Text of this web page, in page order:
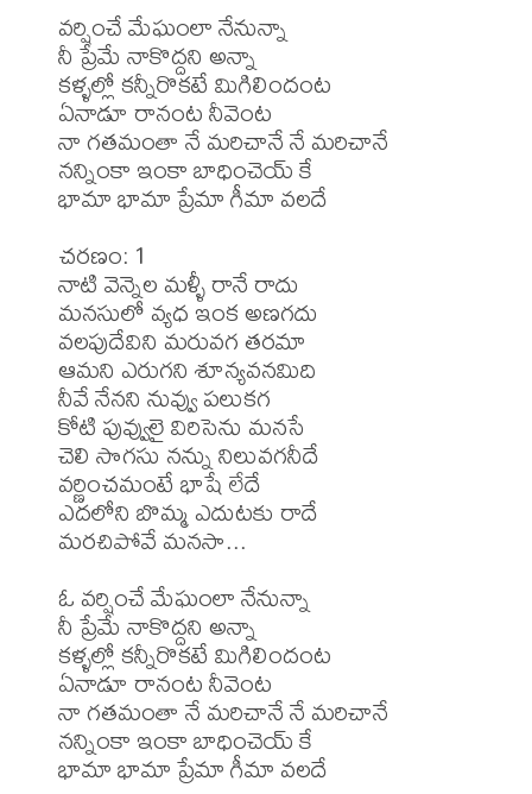
వర్షించే మేఘంలా నేనున్నా
నీ ప్రేమే నాకొద్దని అన్నా
కళ్ళల్లో కన్నీరొకటే మిగిలిందంట
ఏనాడూ రానంట నీవెంట
నా గతమంతా నే మరిచానే నే మరిచానే
నన్నింకా ఇంకా బాధించెయ్ కే
భామా భామా ప్రేమా గీమా వలదే
చరణం: 1
నాటి వెన్నెల మళ్ళీ రానే రాదు
మనసులో వ్యధ ఇంక అణగదు
వలపుదేవిని మరువగ తరమా
ఆమని ఎరుగని శూన్యవనమిది
నీవే నేనని నువ్వు పలుకగ
కోటి పువ్వులై విరిసెను మనసే
చెలి సొగసు నన్ను నిలువగనీదే
వర్ణించమంటే భాషే లేదే
ఎదలోని బొమ్మ ఎదుటకు రాదే
మరచిపోవే మనసా...
ఓ వర్షించే మేఘంలా నేనున్నా
నీ ప్రేమే నాకొద్దని అన్నా
కళ్ళల్లో కన్నీరొకటే మిగిలిందంట
ఏనాడూ రానంట నీవెంట
నా గతమంతా నే మరిచానే నే మరిచానే
నన్నింకా ఇంకా బాధించెయ్ కే
భామా భామా ప్రేమా గీమా వలదే